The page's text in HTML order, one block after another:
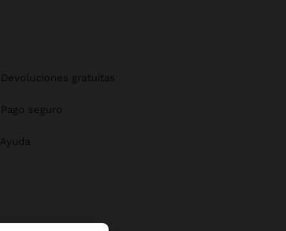
Devoluciones gratuitas
Pago seguro
Ayuda